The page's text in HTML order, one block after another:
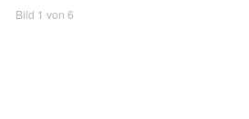
Bild 1 von 6